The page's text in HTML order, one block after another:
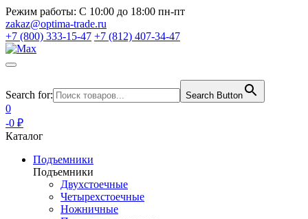
Режим работы: С 10:00 до 18:00 пн-пт
zakaz@optima-trade.ru
+7 (800) 333-15-47 +7 (812) 407-34-47
Search for: Search Button
0
-0 ₽
Каталог
Подъемники
Подъемники
Двухстоечные
Четырехстоечные
Ножничные